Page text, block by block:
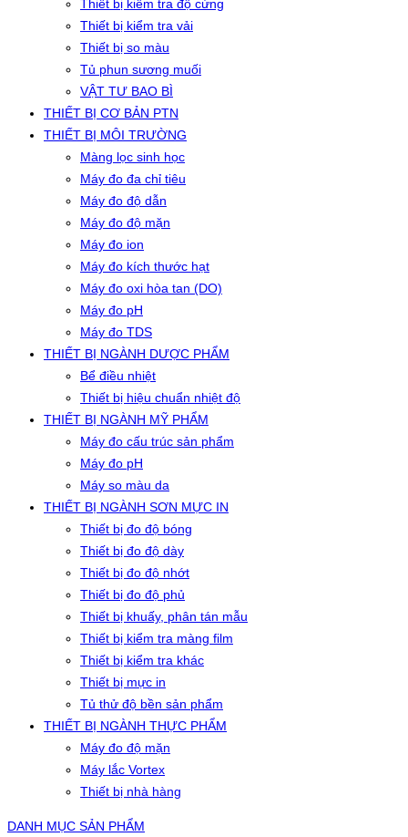
Thiết bị kiểm tra độ cứng
Thiết bị kiểm tra vải
Thiết bị so màu
Tủ phun sương muối
VẬT TƯ BAO BÌ
THIẾT BỊ CƠ BẢN PTN
THIẾT BỊ MÔI TRƯỜNG
Màng lọc sinh học
Máy đo đa chỉ tiêu
Máy đo độ dẫn
Máy đo độ mặn
Máy đo ion
Máy đo kích thước hạt
Máy đo oxi hòa tan (DO)
Máy đo pH
Máy đo TDS
THIẾT BỊ NGÀNH DƯỢC PHẨM
Bể điều nhiệt
Thiết bị hiệu chuẩn nhiệt độ
THIẾT BỊ NGÀNH MỸ PHẨM
Máy đo cấu trúc sản phẩm
Máy đo pH
Máy so màu da
THIẾT BỊ NGÀNH SƠN MỰC IN
Thiết bị đo độ bóng
Thiết bị đo độ dày
Thiết bị đo độ nhớt
Thiết bị đo độ phủ
Thiết bị khuấy, phân tán mẫu
Thiết bị kiểm tra màng film
Thiết bị kiểm tra khác
Thiết bị mực in
Tủ thử độ bền sản phẩm
THIẾT BỊ NGÀNH THỰC PHẨM
Máy đo độ mặn
Máy lắc Vortex
Thiết bị nhà hàng
DANH MỤC SẢN PHẨM